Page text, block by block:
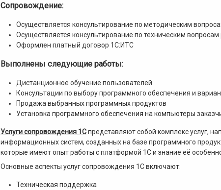
Сопровождение:
Осуществляется консультирование по методическим
Осуществляется консультирование по техническим
Оформлен платный договор 1С:ИТС
Выполнены следующие работы:
Дистанционное обучение пользователей
Консультации по выбору программного обеспечения и
Продажа выбранных программных продуктов
Установка программного обеспечения на компьютеры
Услуги сопровождения 1Спредставляют собой комплекс услуг,
информационных систем, созданных на базе программного
которые имеют опыт работы с платформой 1С и знание её
Основные аспекты услуг сопровождения 1С включают:
Техническая поддержка